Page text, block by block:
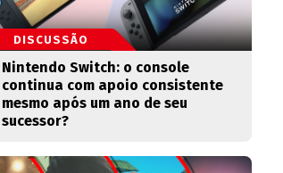
DISCUSSÃO
Nintendo Switch: o console
continua com apoio consistente
mesmo após um ano de seu
sucessor?